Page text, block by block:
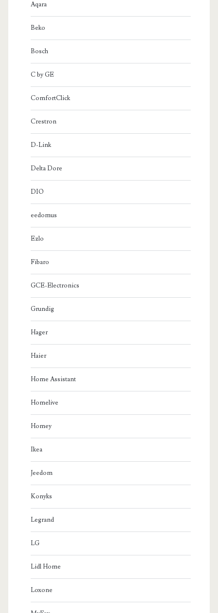
Aqara
Beko
Bosch
C by GE
ComfortClick
Crestron
D-Link
Delta Dore
DIO
eedomus
Ezlo
Fibaro
GCE-Electronics
Grundig
Hager
Haier
Home Assistant
Homelive
Homey
Ikea
Jeedom
Konyks
Legrand
LG
Lidl Home
Loxone